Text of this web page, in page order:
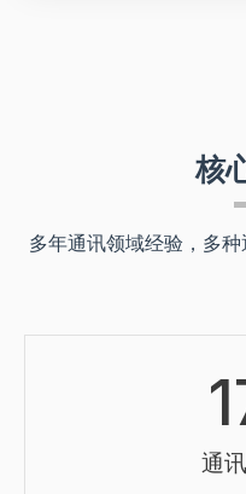
核
多年通讯领域经验，多
通